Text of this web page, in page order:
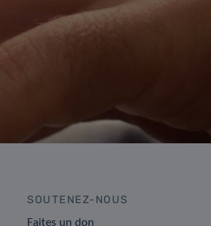
SOUTENEZ-NOUS
Faites un don